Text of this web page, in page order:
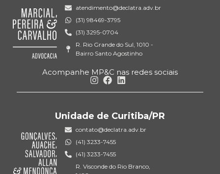
atendimento@declatra.adv.br
(31) 98469-3795
(31) 3295-0704
R. Rio Grande do Sul, 1010 -
Bairro Santo Agostinho
Acompanhe MP&C nas redes sociais
Unidade de Curitiba/PR
contato@declatra.adv.br
(41) 3233-7455
(41) 3233-7455
R. Visconde do Rio Branco,